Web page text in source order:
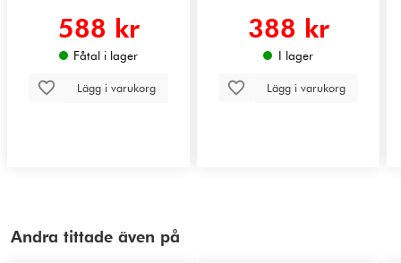
588 kr
Fåtal i lager
Lägg i varukorg
388 kr
I lager
Lägg i varukorg
Andra tittade även på